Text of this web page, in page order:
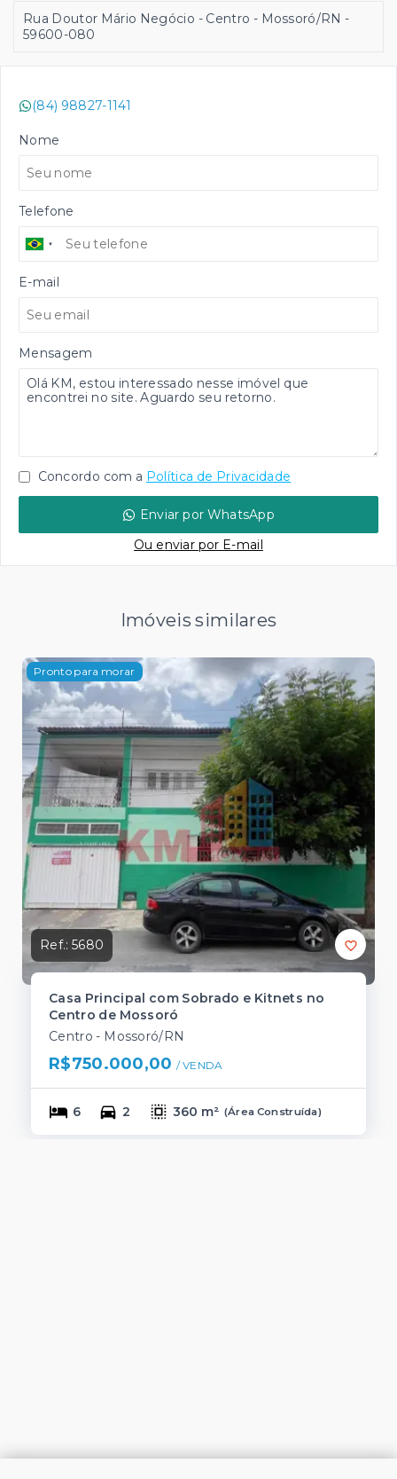
Rua Doutor Mário Negócio - Centro - Mossoró/RN -
59600-080
(84) 98827-1141
Nome
Telefone
E-mail
Mensagem
Concordo com a Política de Privacidade
Enviar por WhatsApp
Ou enviar por E-mail
Imóveis similares
Pronto para morar
Ref.:5680
Casa Principal com Sobrado e Kitnets no
Centro de Mossoró
Centro - Mossoró/RN
R$750.000,00 / VENDA
6 2 360 m² (Área Construída)